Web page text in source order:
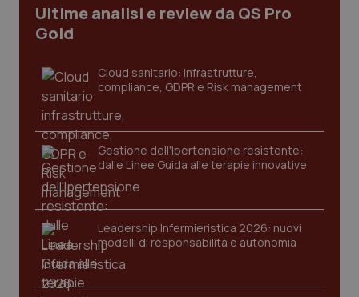
Vaccini
Ultime analisi e review da QS Pro
Gold
Cloud sanitario: infrastrutture,
compliance, GDPR e Risk management
Gestione dell'Ipertensione resistente:
dalle Linee Guida alle terapie innovative
Leadership Infermieristica 2026: nuovi
modelli di responsabilità e autonomia
I cookie necessari contribuiscono a rendere fruibile il
sito web abilitandone funzionalità di base quali la
protette del sito. Il sito web non è in grado di
funzionare correttamente senza questi cookie.
Nome
VISITOR_PRIVACY_METADATA
YouTube